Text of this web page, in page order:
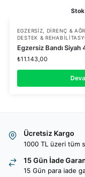
EGZERSIZ, DIRENÇ &
DESTEK &
Egzersiz Bandı Siyah
₺11.143,00
Ücretsiz Kargo
1000 TL üzeri tüm
15 Gün İade
15 Gün para iade